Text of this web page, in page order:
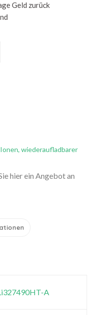
Geld zurück
wiederaufladbarer
hier ein Angebot an
A